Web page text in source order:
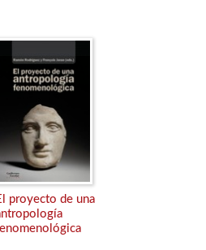
proyecto de una